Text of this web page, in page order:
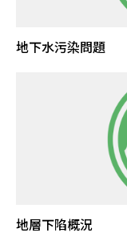
地下水污染問題
地層下陷概況